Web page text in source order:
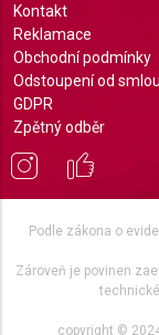
Kontakt
Reklamace
Obchodní podmínky
Odstoupení od
GDPR
Zpětný odběr
Podle zákona o
Zároveň je povinen
copyright ©
Measure content
Understand
combinations
Develop and
Use limited
Use precise
Identify